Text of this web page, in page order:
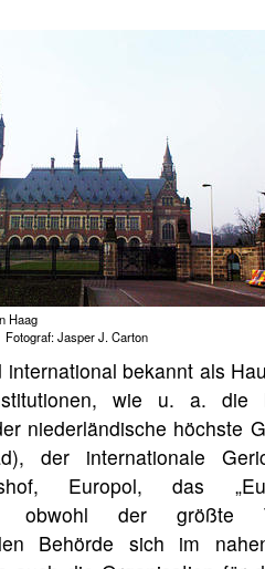
Haag
Jasper J. Carton
international bekannt als
wie u. a. die
niederländische höchste
der internationale
Europol, das
obwohl der größte
Behörde sich im